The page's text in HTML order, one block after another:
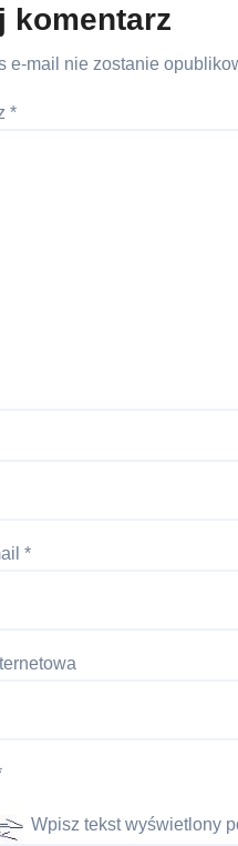
komentarz
e-mail nie zostanie
*
*
Wpisz tekst wyświetlony